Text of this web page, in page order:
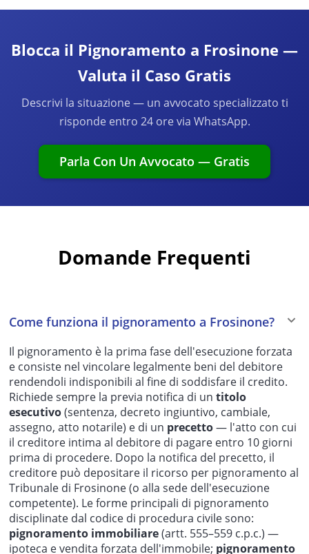
Blocca il Pignoramento a Frosinone —
Valuta il Caso Gratis
Descrivi la situazione — un avvocato specializzato ti
risponde entro 24 ore via WhatsApp.
Parla Con Un Avvocato — Gratis
Domande Frequenti
Come funziona il pignoramento a Frosinone?
Il pignoramento è la prima fase dell'esecuzione forzata
e consiste nel vincolare legalmente beni del debitore
rendendoli indisponibili al fine di soddisfare il credito.
Richiede sempre la previa notifica di un titolo
esecutivo(sentenza, decreto ingiuntivo, cambiale,
assegno, atto notarile) e di un precetto— l'atto con cui
il creditore intima al debitore di pagare entro 10 giorni
prima di procedere. Dopo la notifica del precetto, il
creditore può depositare il ricorso per pignoramento al
Tribunale di Frosinone (o alla sede dell'esecuzione
competente). Le forme principali di pignoramento
disciplinate dal codice di procedura civile sono:
pignoramento immobiliare(artt. 555–559 c.p.c.) —
ipoteca e vendita forzata dell'immobile; pignoramento